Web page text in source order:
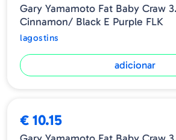
Gary Yamamoto Fat Baby Craw
Cinnamon/ Black E Purple FLK
lagostins
adicionar
€ 10.15